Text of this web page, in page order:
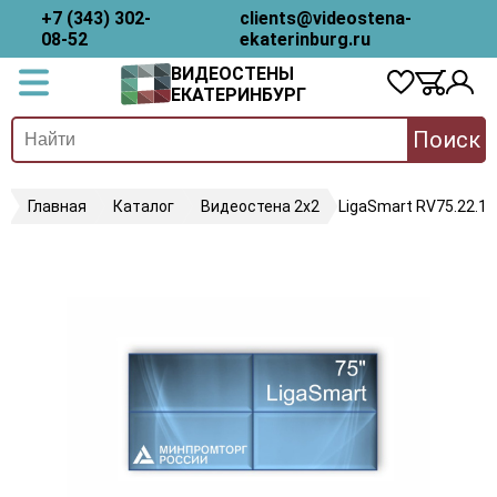
+7 (343) 302-
08-52
clients@videostena-
ekaterinburg.ru
ВИДЕОСТЕНЫ
ЕКАТЕРИНБУРГ
Поиск
Главная Каталог Видеостена 2x2 LigaSmart RV75.22.18